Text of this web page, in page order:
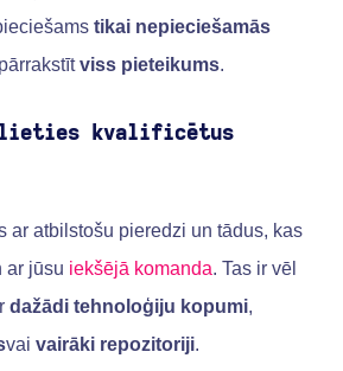
tikai nepieciešamās
viss pieteikums.
kvalificētus
ar atbilstošu pieredzi un tādus, kas
ar jūsu iekšējā komanda. Tas ir vēl
dažādi tehnoloģiju kopumi,
vai vairāki repozitoriji.